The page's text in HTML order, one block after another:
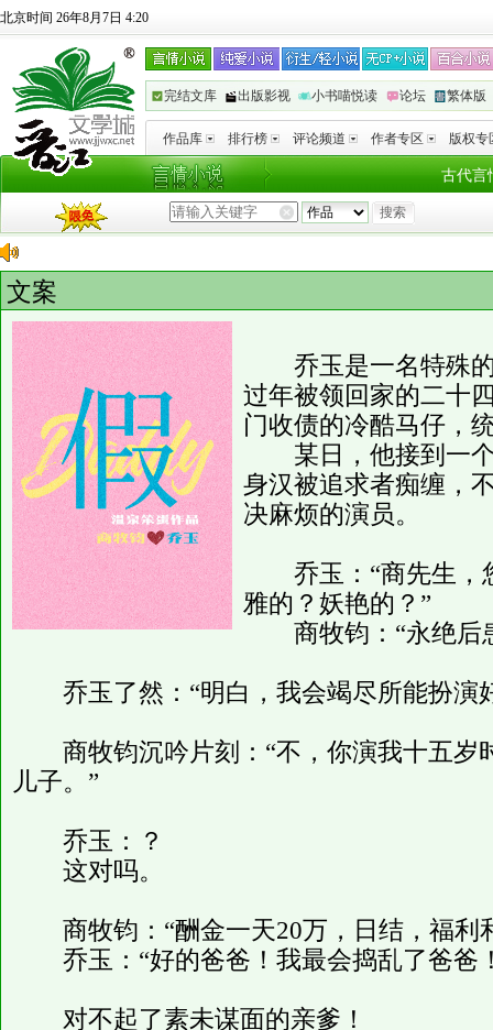
北京时间 26年8月7日 4:20
完结文库 出版影视 小书喵悦读 论坛 繁体版
作品库 排行榜 评论频道 作者专区 版权专
古代言
文案
乔玉是一名特殊的
过年被领回家的二十
门收债的冷酷马仔，
某日，他接到一个
身汉被追求者痴缠，
决麻烦的演员。
乔玉：“商先生，
雅的？妖艳的？”
商牧钧：“永绝后
乔玉了然：“明白，我会竭尽所能扮演
商牧钧沉吟片刻：“不，你演我十五岁
儿子。”
乔玉：？
这对吗。
商牧钧：“酬金一天20万，日结，福利
乔玉：“好的爸爸！我最会捣乱了爸爸
对不起了素未谋面的亲爹！